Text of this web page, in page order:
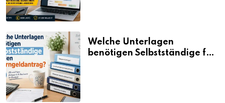
Welche Unterlagen
benötigen Selbstständige für